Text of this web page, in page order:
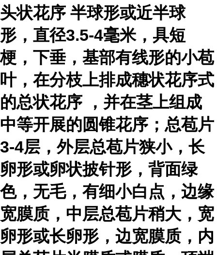
头状花序 半球形或近半球
形，直径3.5-4毫米，具短
梗，下垂，基部有线形的小苞
叶，在分枝上排成穗状花序式
的总状花序
，并在茎上组成
中等开展的圆锥花序；总苞片
3-4层，外层总苞片狭小，长
卵形或卵状披针形，背面绿
色，无毛，有细小白点，边缘
宽膜质，中层总苞片稍大，宽
卵形或长卵形，边宽膜质，内